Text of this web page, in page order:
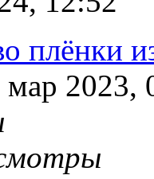
плёнки
мар 2023,